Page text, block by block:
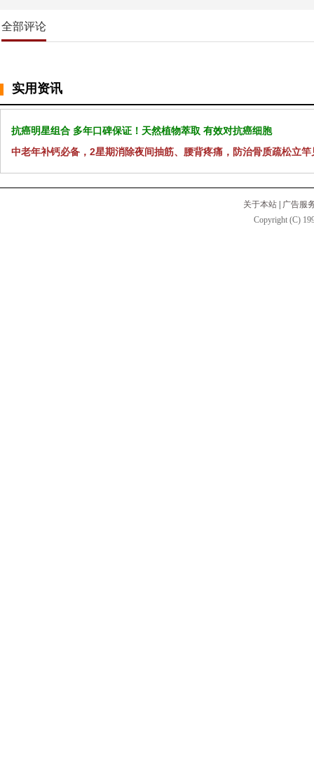
全部评论
实用资讯
抗癌明星组合 多年口碑保证！天然植物萃取 有效对抗癌细胞
中老年补钙必备，2星期消除夜间抽筋、腰背疼痛，防治骨质疏松立竿
关于本站
广告服
Copyright (C)